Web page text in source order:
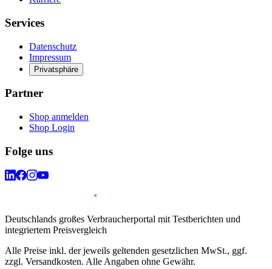
Services
Datenschutz
Impressum
Privatsphäre
Partner
Shop anmelden
Shop Login
Folge uns
Deutschlands großes Verbraucherportal mit Testberichten und
integriertem Preisvergleich
Alle Preise inkl. der jeweils geltenden gesetzlichen MwSt., ggf.
zzgl. Versandkosten. Alle Angaben ohne Gewähr.